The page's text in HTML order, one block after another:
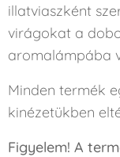
illatviaszként
virágokat a
aromalámpába
Minden termék
kinézetükben
Figyelem! A